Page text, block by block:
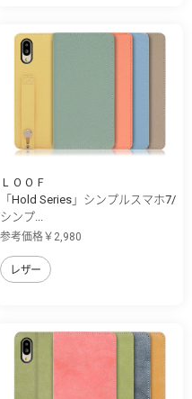
ＬＯＯＦ
「Hold Series」シンプルスマホ7/
シンプ...
参考価格￥2,980
レザー